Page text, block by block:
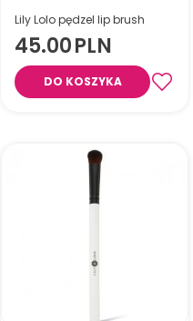
Lily Lolo pędzel lip brush
45.00PLN
DO KOSZYKA